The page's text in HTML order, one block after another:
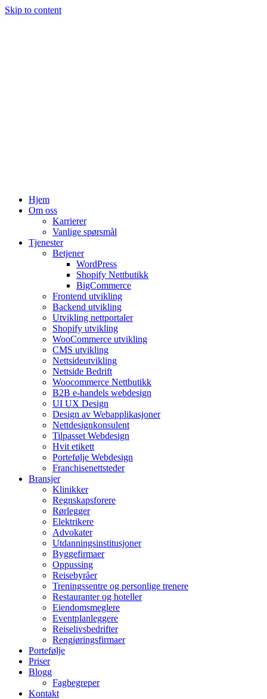
Skip to content
Hjem
Om oss
Karrierer
Vanlige spørsmål
Tjenester
Betjener
WordPress
Shopify Nettbutikk
BigCommerce
Frontend utvikling
Backend utvikling
Utvikling nettportaler
Shopify utvikling
WooCommerce utvikling
CMS utvikling
Nettsideutvikling
Nettside Bedrift
Woocommerce Nettbutikk
B2B e-handels webdesign
UI UX Design
Design av Webapplikasjoner
Nettdesignkonsulent
Tilpasset Webdesign
Hvit etikett
Portefølje Webdesign
Franchisenettsteder
Bransjer
Klinikker
Regnskapsforere
Rørlegger
Elektrikere
Advokater
Utdanningsinstitusjoner
Byggefirmaer
Oppussing
Reisebyråer
Treningssentre og personlige trenere
Restauranter og hoteller
Eiendomsmeglere
Eventplanleggere
Reiselivsbedrifter
Rengjøringsfirmaer
Portefølje
Priser
Blogg
Fagbegreper
Kontakt